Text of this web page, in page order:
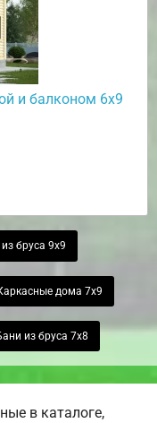
и балконом 6х9
бруса 9х9
дома 7х9
из бруса 7х8
в каталоге,